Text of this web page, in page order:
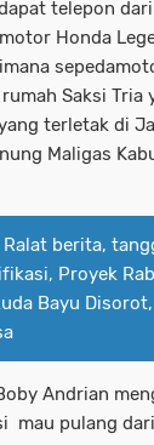
telepon
Honda
Saksi Tria
terletak di
Maligas
Ralat berita,
Proyek
Bayu
Andrian
mau pulang